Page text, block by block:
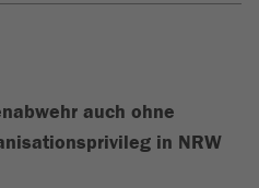
auch ohne
in NRW